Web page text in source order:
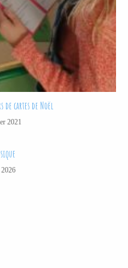
de cartes de Noël
2021